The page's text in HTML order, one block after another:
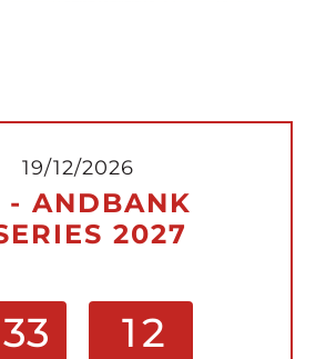
19/12/2026
- ANDBANK
2027
33 12